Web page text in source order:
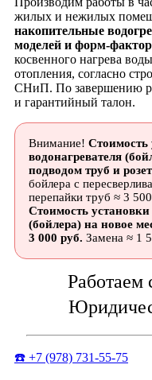
жилых и нежилых
накопительные
моделей и форм-
косвенного нагрева
отопления, согласно
СНиП. По завершению
и гарантийный талон.
Внимание! Стоимость
водонагревателя
подводом труб и
бойлера с
перепайки труб ≈ 3
Стоимость установки
(бойлера) на новое
3 000 руб. Замена ≈ 1
Работаем
☎️ +7 (978) 731-55-75